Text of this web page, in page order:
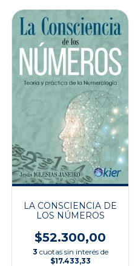
LA CONSCIENCIA DE
LOS NÚMEROS
$52.300,00
3 cuotas sin interés de
$17.433,33